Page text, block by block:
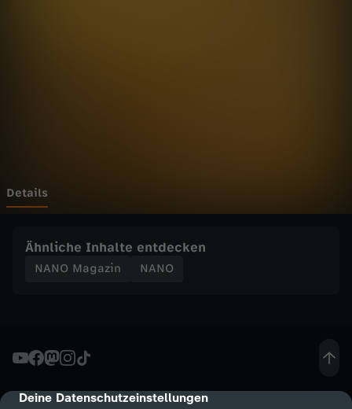
cmp-dialog-description
Deine Datenschutzeinstellungen
R
n
t
u
Details
Ähnliche Inhalte entdecken
NANO Magazin NANO